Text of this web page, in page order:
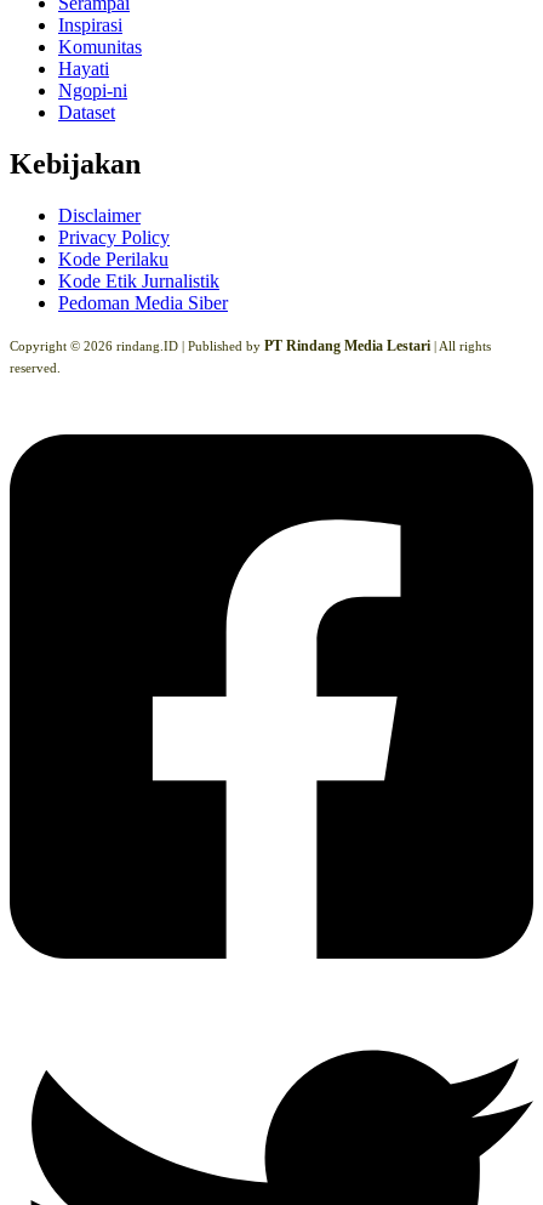
Inspirasi
Komunitas
Hayati
Ngopi-ni
Dataset
Kebijakan
Disclaimer
Privacy Policy
Kode Perilaku
Kode Etik Jurnalistik
Pedoman Media Siber
Copyright © 2026 rindang.ID | Published by PT Rindang Media Lestari | All rights
reserved.